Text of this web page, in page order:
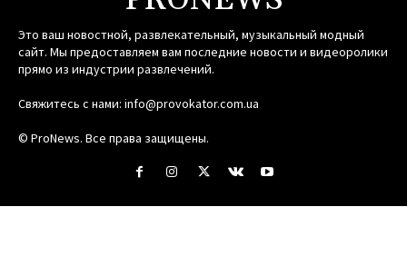
Это ваш новостной, развлекательный, музыкальный модный
сайт. Мы предоставляем вам последние новости и видеоролики
прямо из индустрии развлечений.
Свяжитесь с нами: info@provokator.com.ua
© ProNews. Все права защищены.